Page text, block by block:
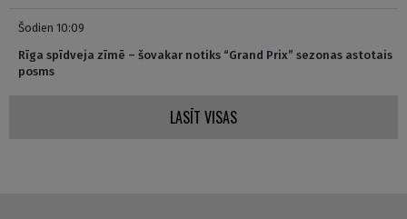
Šodien 10:09
Rīga spīdveja zīmē – šovakar notiks “Grand Prix” sezonas astotais
posms
LASĪT VISAS